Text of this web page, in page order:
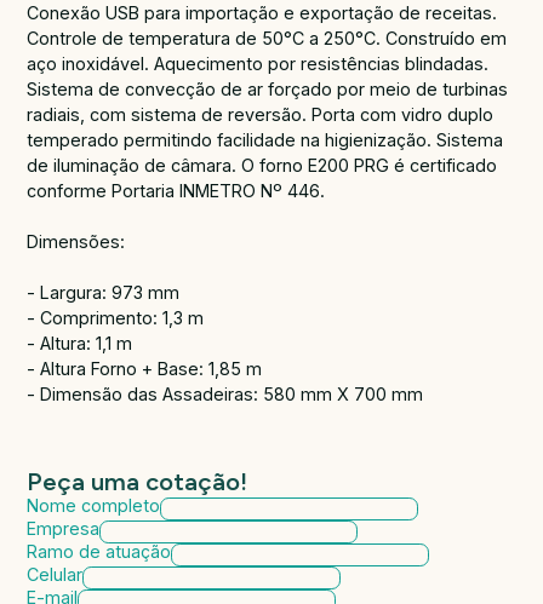
Conexão USB para importação e exportação de receitas.
Controle de temperatura de 50°C a 250°C. Construído em
aço inoxidável. Aquecimento por resistências blindadas.
Sistema de convecção de ar forçado por meio de turbinas
radiais, com sistema de reversão. Porta com vidro duplo
temperado permitindo facilidade na higienização. Sistema
de iluminação de câmara. O forno E200 PRG é certificado
conforme Portaria INMETRO Nº 446.
Dimensões:
- Largura: 973 mm
- Comprimento: 1,3 m
- Altura: 1,1 m
- Altura Forno + Base: 1,85 m
- Dimensão das Assadeiras: 580 mm X 700 mm
Peça uma cotação!
Nome completo
Empresa
Ramo de atuação
Celular
E-mail